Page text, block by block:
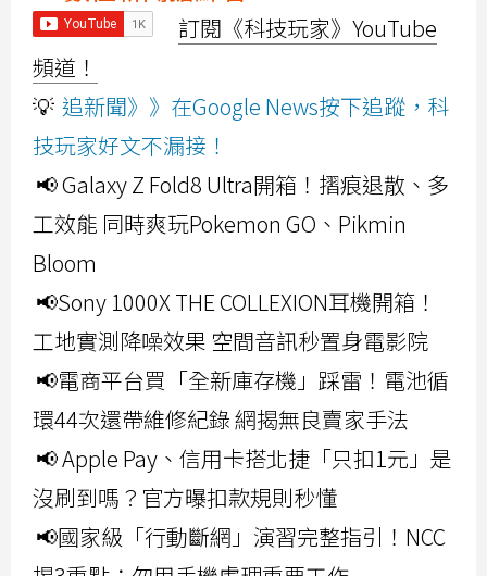
訂閱《科技玩家》YouTube
頻道！
💡 追新聞》》在Google News按下追蹤，科
技玩家好文不漏接！
📢 Galaxy Z Fold8 Ultra開箱！摺痕退散、多
工效能 同時爽玩Pokemon GO、Pikmin
Bloom
📢Sony 1000X THE COLLEXION耳機開箱！
工地實測降噪效果 空間音訊秒置身電影院
📢電商平台買「全新庫存機」踩雷！電池循
環44次還帶維修紀錄 網揭無良賣家手法
📢 Apple Pay、信用卡搭北捷「只扣1元」是
沒刷到嗎？官方曝扣款規則秒懂
📢國家級「行動斷網」演習完整指引！NCC